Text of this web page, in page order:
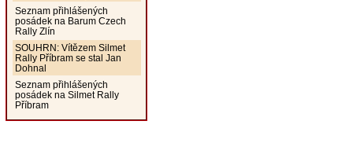
Seznam přihlášených
posádek na Barum Czech
Rally Zlín
SOUHRN: Vítězem Silmet
Rally Příbram se stal Jan
Dohnal
Seznam přihlášených
posádek na Silmet Rally
Příbram